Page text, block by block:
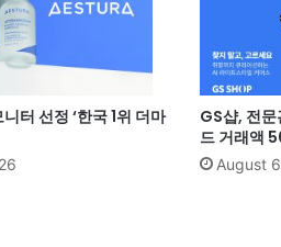
터 선정 ‘한국 1위 더마
GS샵, 전문
드 거래액
August